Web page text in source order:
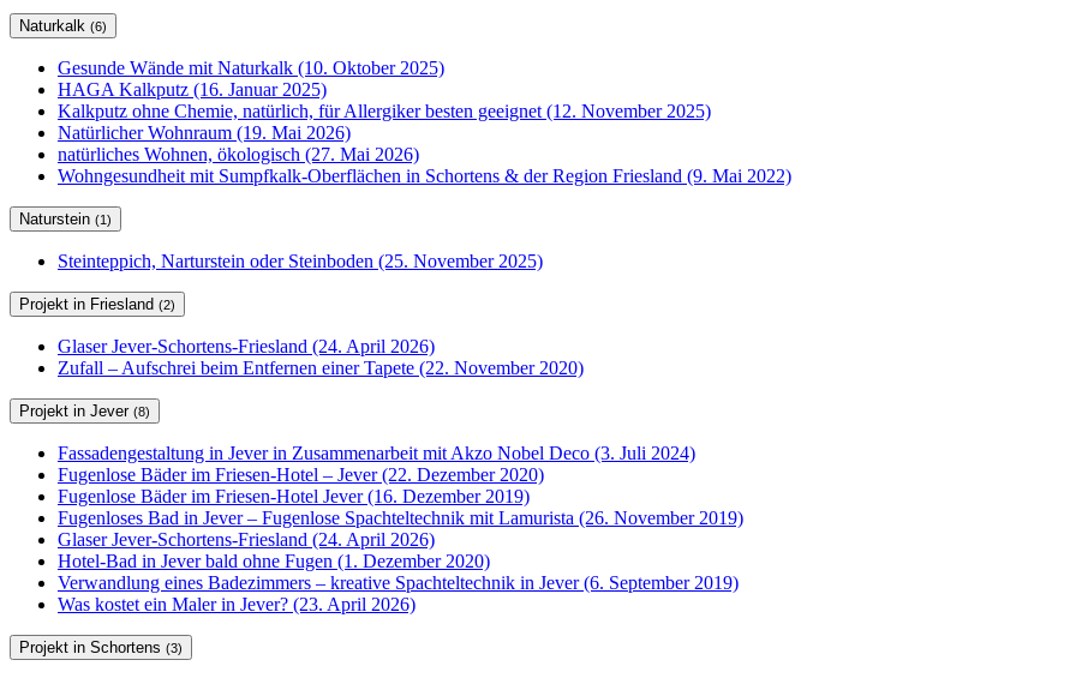
Naturkalk (6)
Gesunde Wände mit Naturkalk (10. Oktober 2025)
HAGA Kalkputz (16. Januar 2025)
Kalkputz ohne Chemie, natürlich, für Allergiker besten geeignet (12. November 2025)
Natürlicher Wohnraum (19. Mai 2026)
natürliches Wohnen, ökologisch (27. Mai 2026)
Wohngesundheit mit Sumpfkalk-Oberflächen in Schortens & der Region Friesland (9. Mai 2022)
Naturstein (1)
Steinteppich, Narturstein oder Steinboden (25. November 2025)
Projekt in Friesland (2)
Glaser Jever-Schortens-Friesland (24. April 2026)
Zufall – Aufschrei beim Entfernen einer Tapete (22. November 2020)
Projekt in Jever (8)
Fassadengestaltung in Jever in Zusammenarbeit mit Akzo Nobel Deco (3. Juli 2024)
Fugenlose Bäder im Friesen-Hotel – Jever (22. Dezember 2020)
Fugenlose Bäder im Friesen-Hotel Jever (16. Dezember 2019)
Fugenloses Bad in Jever – Fugenlose Spachteltechnik mit Lamurista (26. November 2019)
Glaser Jever-Schortens-Friesland (24. April 2026)
Hotel-Bad in Jever bald ohne Fugen (1. Dezember 2020)
Verwandlung eines Badezimmers – kreative Spachteltechnik in Jever (6. September 2019)
Was kostet ein Maler in Jever? (23. April 2026)
Projekt in Schortens (3)